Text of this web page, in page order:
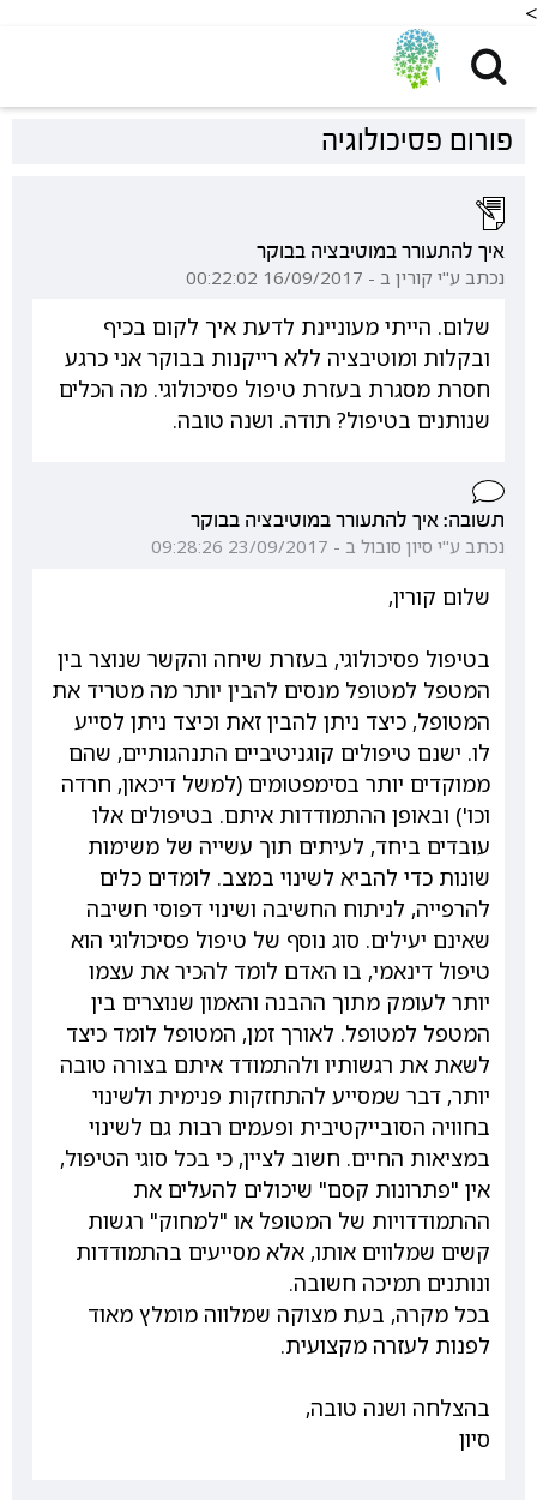
<
פורום פסיכולוגיה
איך להתעורר במוטיבציה בבוקר
נכתב ע"י קורין ב - 16/09/2017 00:22:02
שלום. הייתי מעוניינת לדעת איך לקום בכיף
ובקלות ומוטיבציה ללא רייקנות בבוקר אני כרגע
חסרת מסגרת בעזרת טיפול פסיכולוגי. מה הכלים
שנותנים בטיפול? תודה. ושנה טובה.
תשובה: איך להתעורר במוטיבציה בבוקר
נכתב ע"י סיון סובול ב - 23/09/2017 09:28:26
שלום קורין,
בטיפול פסיכולוגי, בעזרת שיחה והקשר שנוצר בין
המטפל למטופל מנסים להבין יותר מה מטריד את
המטופל, כיצד ניתן להבין זאת וכיצד ניתן לסייע
לו. ישנם טיפולים קוגניטיביים התנהגותיים, שהם
ממוקדים יותר בסימפטומים (למשל דיכאון, חרדה
וכו') ובאופן ההתמודדות איתם. בטיפולים אלו
עובדים ביחד, לעיתים תוך עשייה של משימות
שונות כדי להביא לשינוי במצב. לומדים כלים
להרפייה, לניתוח החשיבה ושינוי דפוסי חשיבה
שאינם יעילים. סוג נוסף של טיפול פסיכולוגי הוא
טיפול דינאמי, בו האדם לומד להכיר את עצמו
יותר לעומק מתוך ההבנה והאמון שנוצרים בין
המטפל למטופל. לאורך זמן, המטופל לומד כיצד
לשאת את רגשותיו ולהתמודד איתם בצורה טובה
יותר, דבר שמסייע להתחזקות פנימית ולשינוי
בחוויה הסובייקטיבית ופעמים רבות גם לשינוי
במציאות החיים. חשוב לציין, כי בכל סוגי הטיפול,
אין "פתרונות קסם" שיכולים להעלים את
ההתמודדויות של המטופל או "למחוק" רגשות
קשים שמלווים אותו, אלא מסייעים בהתמודדות
ונותנים תמיכה חשובה.
בכל מקרה, בעת מצוקה שמלווה מומלץ מאוד
לפנות לעזרה מקצועית.
בהצלחה ושנה טובה,
סיון